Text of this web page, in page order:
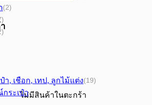
ไม่มีสินค้าในตะกร้า
(2)
า, เชือก, เทป, ลูกไม้แต่ง(19)
ระเป๋า